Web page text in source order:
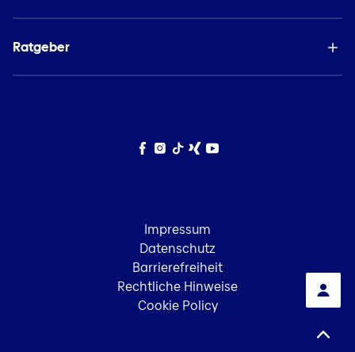
Ratgeber
Facebook
Instagram
TikTokXingYouTube
Impressum
Datenschutz
Barrierefreiheit
Rechtliche Hinweise
Cookie Policy